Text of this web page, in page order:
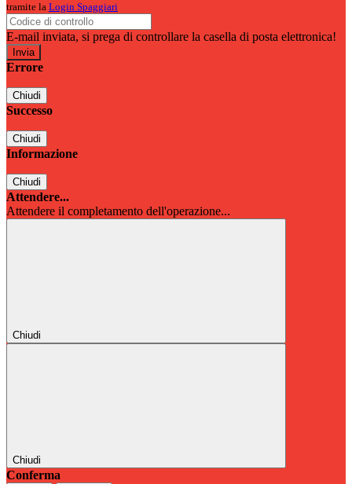
tramite la Login Spaggiari
E-mail inviata, si prega di controllare la casella di posta elettronica!
Errore
Chiudi
Successo
Chiudi
Informazione
Chiudi
Attendere...
Attendere il completamento dell'operazione...
Chiudi
Chiudi
Conferma